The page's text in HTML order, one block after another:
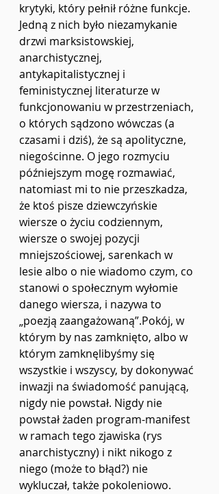
krytyki, który pełnił różne funkcje.
Jedną z nich było niezamykanie
drzwi marksistowskiej,
anarchistycznej,
antykapitalistycznej i
feministycznej literaturze w
funkcjonowaniu w przestrzeniach,
o których sądzono wówczas (a
czasami i dziś), że są apolityczne,
niegościnne. O jego rozmyciu
późniejszym mogę rozmawiać,
natomiast mi to nie przeszkadza,
że ktoś pisze dziewczyńskie
wiersze o życiu codziennym,
wiersze o swojej pozycji
mniejszościowej, sarenkach w
lesie albo o nie wiadomo czym, co
stanowi o społecznym wyłomie
danego wiersza, i nazywa to
„poezją zaangażowaną”.Pokój, w
którym by nas zamknięto, albo w
którym zamknęlibyśmy się
wszystkie i wszyscy, by dokonywać
inwazji na świadomość panującą,
nigdy nie powstał. Nigdy nie
powstał żaden program-manifest
w ramach tego zjawiska (rys
anarchistyczny) i nikt nikogo z
niego (może to błąd?) nie
wykluczał, także pokoleniowo.